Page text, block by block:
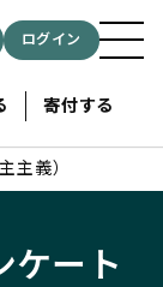
ログイン
寄付する
主義）
ケート